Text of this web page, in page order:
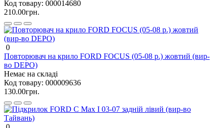
Код товару: 000014680
210.00грн.
0
Повторювач на крило FORD FOCUS (05-08 р.) жовтий (вир-
во DEPO)
Немає на складі
Код товару: 000009636
130.00грн.